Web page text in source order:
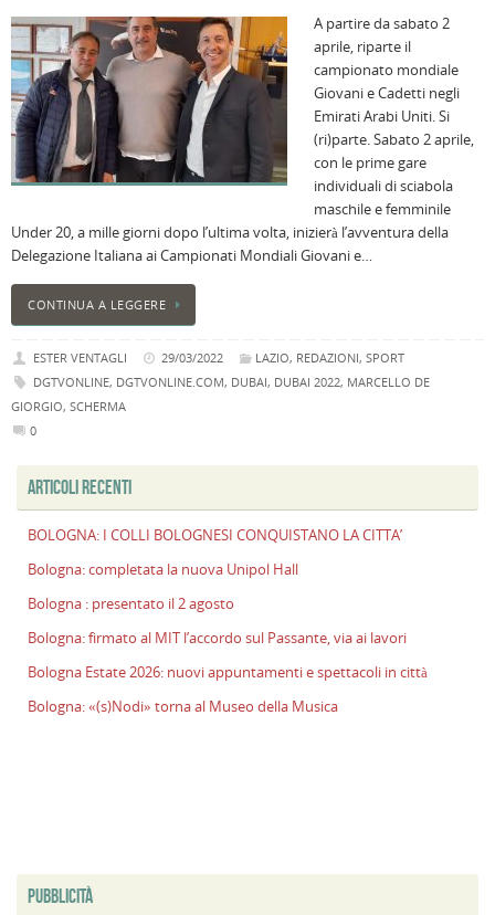
A partire da sabato 2
aprile, riparte il
campionato mondiale
Giovani e Cadetti negli
Emirati Arabi Uniti. Si
(ri)parte. Sabato 2 aprile,
con le prime gare
individuali di sciabola
maschile e femminile
Under 20, a mille giorni dopo l’ultima volta, inizierà l’avventura della
Delegazione Italiana ai Campionati Mondiali Giovani e…
CONTINUA A LEGGERE
ESTER VENTAGLI 29/03/2022 LAZIO, REDAZIONI, SPORT
DGTVONLINE, DGTVONLINE.COM, DUBAI, DUBAI 2022, MARCELLO DE
GIORGIO, SCHERMA
0
ARTICOLI RECENTI
BOLOGNA: I COLLI BOLOGNESI CONQUISTANO LA CITTA’
Bologna: completata la nuova Unipol Hall
Bologna : presentato il 2 agosto
Bologna: firmato al MIT l’accordo sul Passante, via ai lavori
Bologna Estate 2026: nuovi appuntamenti e spettacoli in città
Bologna: «(s)Nodi» torna al Museo della Musica
PUBBLICITÀ